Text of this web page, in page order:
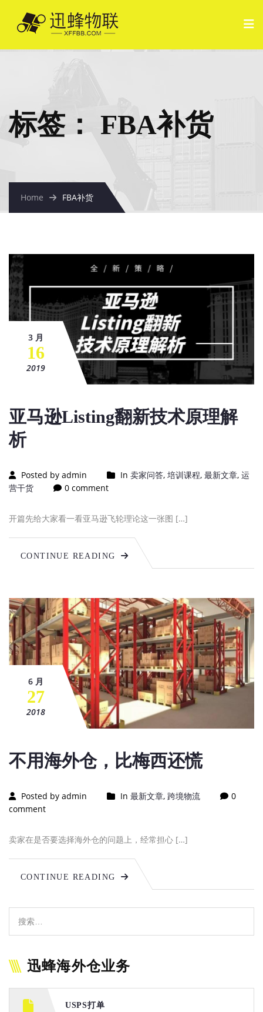
标签： FBA补货
Home FBA补货
3 月
16
2019
亚马逊Listing翻新技术原理解
析
Posted by admin In 卖家问答, 培训课程, 最新文章, 运
营干货
0 comment
开篇先给大家看一看亚马逊飞轮理论这一张图 […]
CONTINUE READING
6 月
27
2018
不用海外仓，比梅西还慌
Posted by admin In 最新文章, 跨境物流
0
comment
卖家在是否要选择海外仓的问题上，经常担心 […]
CONTINUE READING
迅蜂海外仓业务
USPS打单